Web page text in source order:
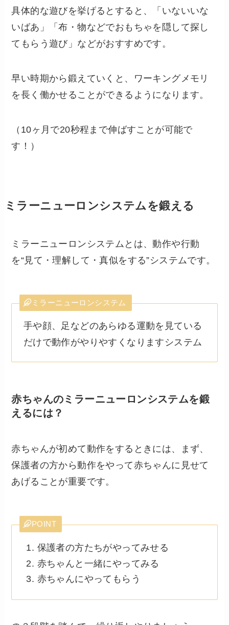
具体的な遊びを挙げるとすると、「いないいな
いばあ」「布・物などでおもちゃを隠して探し
てもらう遊び」などがおすすめです。
早い時期から鍛えていくと、ワーキングメモリ
を長く働かせることができるようになります。
（10ヶ月で20秒程まで伸ばすことが可能で
す！）
ミラーニューロンシステムを鍛える
ミラーニューロンシステムとは、動作や行動
を“見て・理解して・真似をする”システムです。
ミラーニューロンシステム
手や顔、足などのあらゆる運動を見ている
だけで動作がやりやすくなりますシステム
赤ちゃんのミラーニューロンシステムを鍛
えるには？
赤ちゃんが初めて動作をするときには、まず、
保護者の方から動作をやって赤ちゃんに見せて
あげることが重要です。
POINT
保護者の方たちがやってみせる
赤ちゃんと一緒にやってみる
赤ちゃんにやってもらう